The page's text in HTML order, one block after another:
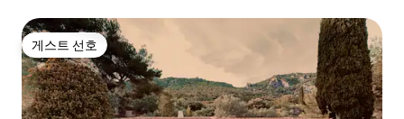
게스트 선호
게스트 선호